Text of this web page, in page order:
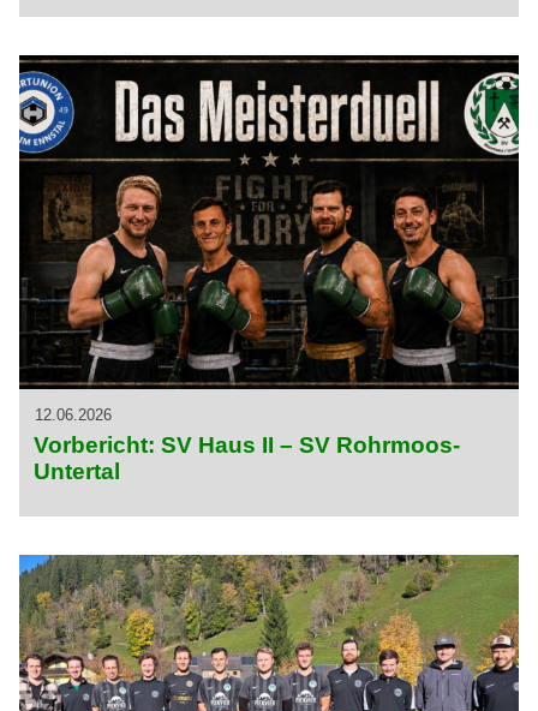
12.06.2026
Vorbericht: SV Haus II – SV Rohrmoos-
Untertal